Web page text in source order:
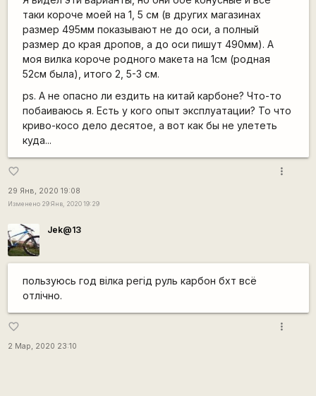
таки короче моей на 1, 5 см (в других магазинах
размер 495мм показывают не до оси, а полный
размер до края дропов, а до оси пишут 490мм). А
моя вилка короче родного макета на 1см (родная
52см была), итого 2, 5-3 см.
ps. А не опасно ли ездить на китай карбоне? Что-то
побаиваюсь я. Есть у кого опыт эксплуатации? То что
криво-косо дело десятое, а вот как бы не улететь
куда...
favorite_border
29 Янв, 2020 19:08
Изменено 29 Янв, 2020 19:29
more_vert
Jek@13
пользуюсь год вілка регід руль карбон бхт всё
отлічно.
favorite_border
2 Мар, 2020 23:10
more_vert